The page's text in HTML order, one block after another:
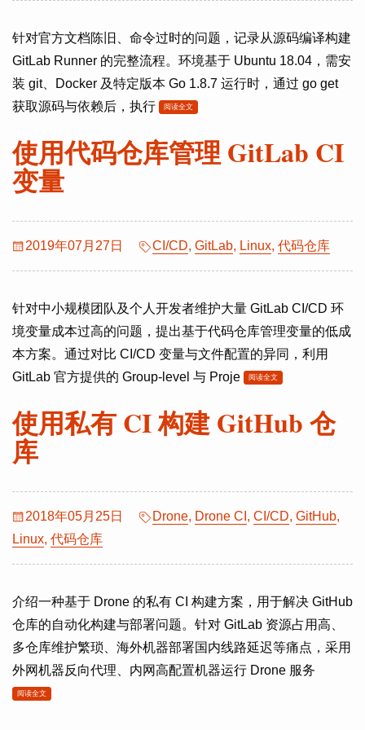
针对官方文档陈旧、命令过时的问题，记录从源码编译构建
GitLab Runner 的完整流程。环境基于 Ubuntu 18.04，需安
装 git、Docker 及特定版本 Go 1.8.7 运行时，通过 go get
获取源码与依赖后，执行
阅读全文
使用代码仓库管理 GitLab CI
变量
2019年07月27日 CI/CD, GitLab, Linux, 代码仓库
针对中小规模团队及个人开发者维护大量 GitLab CI/CD 环
境变量成本过高的问题，提出基于代码仓库管理变量的低成
本方案。通过对比 CI/CD 变量与文件配置的异同，利用
GitLab 官方提供的 Group-level 与 Proje
阅读全文
使用私有 CI 构建 GitHub 仓
库
2018年05月25日 Drone, Drone CI , CI/CD, GitHub,
Linux, 代码仓库
介绍一种基于 Drone 的私有 CI 构建方案，用于解决 GitHub
仓库的自动化构建与部署问题。针对 GitLab 资源占用高、
多仓库维护繁琐、海外机器部署国内线路延迟等痛点，采用
外网机器反向代理、内网高配置机器运行 Drone 服务
阅读全文